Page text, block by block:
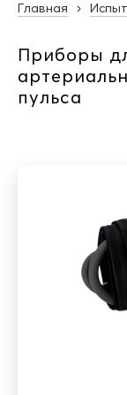
Главная
Приборы
пульса